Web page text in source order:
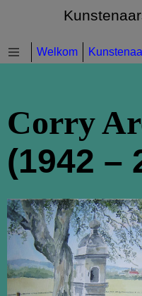
Welkom
Corry
(1942 –